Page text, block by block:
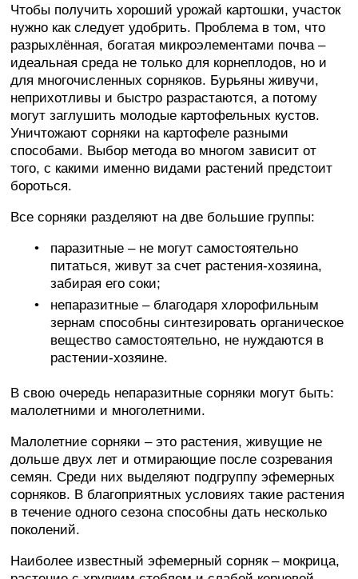
Чтобы получить хороший урожай картошки, участок
нужно как следует удобрить. Проблема в том, что
разрыхлённая, богатая микроэлементами почва –
идеальная среда не только для корнеплодов, но и
для многочисленных сорняков. Бурьяны живучи,
неприхотливы и быстро разрастаются, а потому
могут заглушить молодые картофельных кустов.
Уничтожают сорняки на картофеле разными
способами. Выбор метода во многом зависит от
того, с какими именно видами растений предстоит
бороться.
Все сорняки разделяют на две большие группы:
паразитные – не могут самостоятельно
питаться, живут за счет растения-хозяина,
забирая его соки;
непаразитные – благодаря хлорофильным
зернам способны синтезировать органическое
вещество самостоятельно, не нуждаются в
растении-хозяине.
В свою очередь непаразитные сорняки могут быть:
малолетними и многолетними.
Малолетние сорняки – это растения, живущие не
дольше двух лет и отмирающие после созревания
семян. Среди них выделяют подгруппу эфемерных
сорняков. В благоприятных условиях такие растения
в течение одного сезона способны дать несколько
поколений.
Наиболее известный эфемерный сорняк – мокрица,